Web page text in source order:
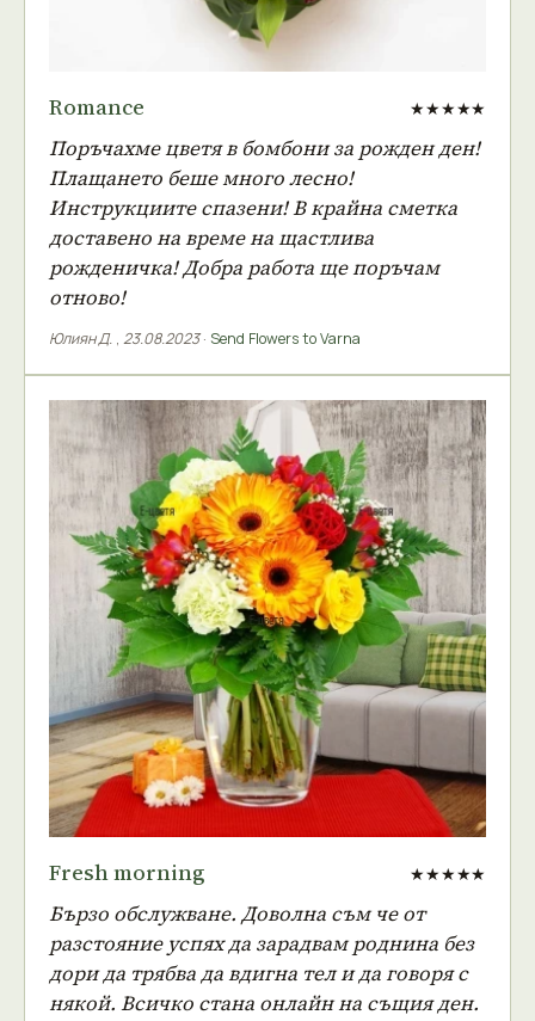
Romance ★★★★★
Поръчахме цветя в бомбони за рожден ден!
Плащането беше много лесно!
Инструкциите спазени! В крайна сметка
доставено на време на щастлива
рожденичка! Добра работа ще поръчам
отново!
Юлиян Д. , 23.08.2023· Send Flowers to Varna
Fresh morning ★★★★★
Бързо обслужване. Доволна съм че от
разстояние успях да зарадвам роднина без
дори да трябва да вдигна тел и да говоря с
някой. Всичко стана онлайн на същия ден.